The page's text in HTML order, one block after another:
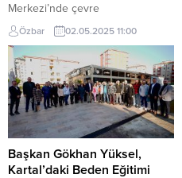
Merkezi’nde çevre
gönüllüleriniağırladı. Belediye,
daha temiz bir Beylikdüzü için
gönüllü vatandaşların katılımına
açıkbir istişare süreci
başlattı.Katılımcı belediyecilik
anlayışı gereği, karar alma
süreçlerine vatandaşların aktif
katılımını sağlayanBeylikdüzü
Belediyesi, Aziz Sancar Bilim ve
Sanat Merkezi’nde ilçedeki
Özbar 02.05.2025 11:00
Başkan Gökhan Yüksel,
Kartal’daki Beden Eğitimi